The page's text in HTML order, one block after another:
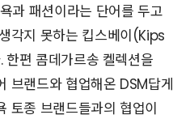
과 패션이라는 단어를 두고
각지 못하는 킵스베이(Kips
편 콤데가르송 켈렉션을
브랜드와 협업해온 DSM답게
토종 브랜드들과의 협업이